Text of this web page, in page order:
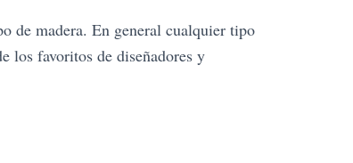
de madera. En general cualquier tipo
los favoritos de diseñadores y